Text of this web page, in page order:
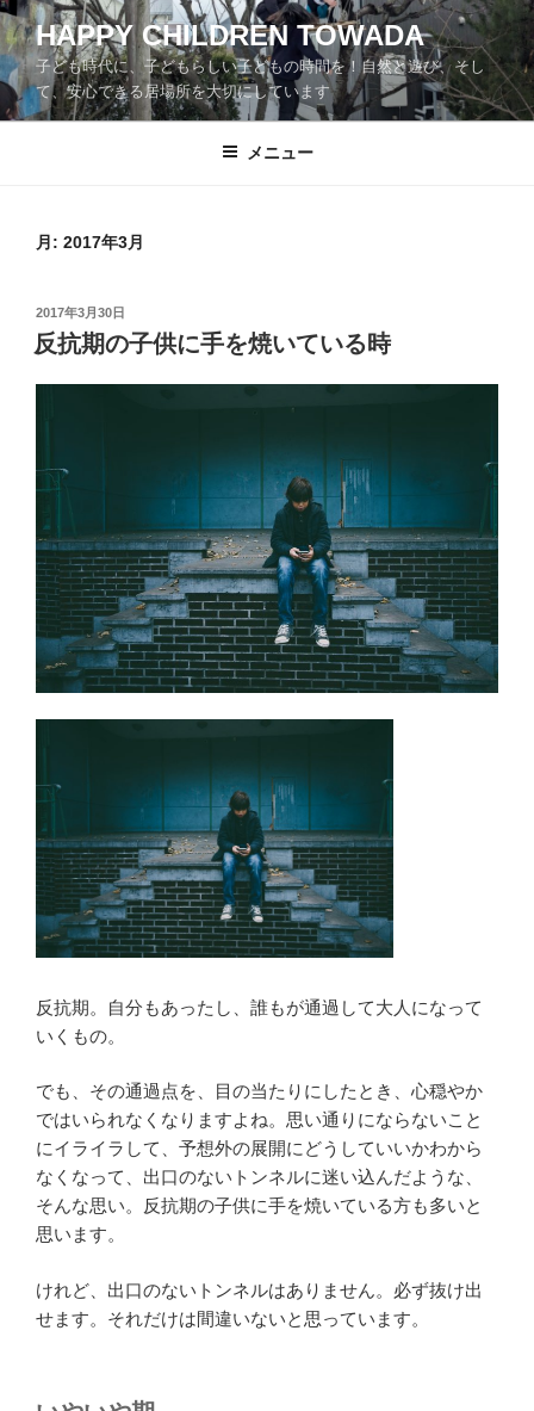
コ
ン
テ
ン
ツ
HAPPY CHILDREN TOWADA
子ども時代に、子どもらしい子どもの時間を！自然と遊び、そし
て、安心できる居場所を大切にしています
メニュー
月: 2017年3月
投
稿
日:
2017年3月30日
反抗期の子供に手を焼いている時
反抗期。自分もあったし、誰もが通過して大人になって
いくもの。
でも、その通過点を、目の当たりにしたとき、心穏やか
ではいられなくなりますよね。思い通りにならないこと
にイライラして、予想外の展開にどうしていいかわから
なくなって、出口のないトンネルに迷い込んだような、
そんな思い。反抗期の子供に手を焼いている方も多いと
思います。
けれど、出口のないトンネルはありません。必ず抜け出
せます。それだけは間違いないと思っています。